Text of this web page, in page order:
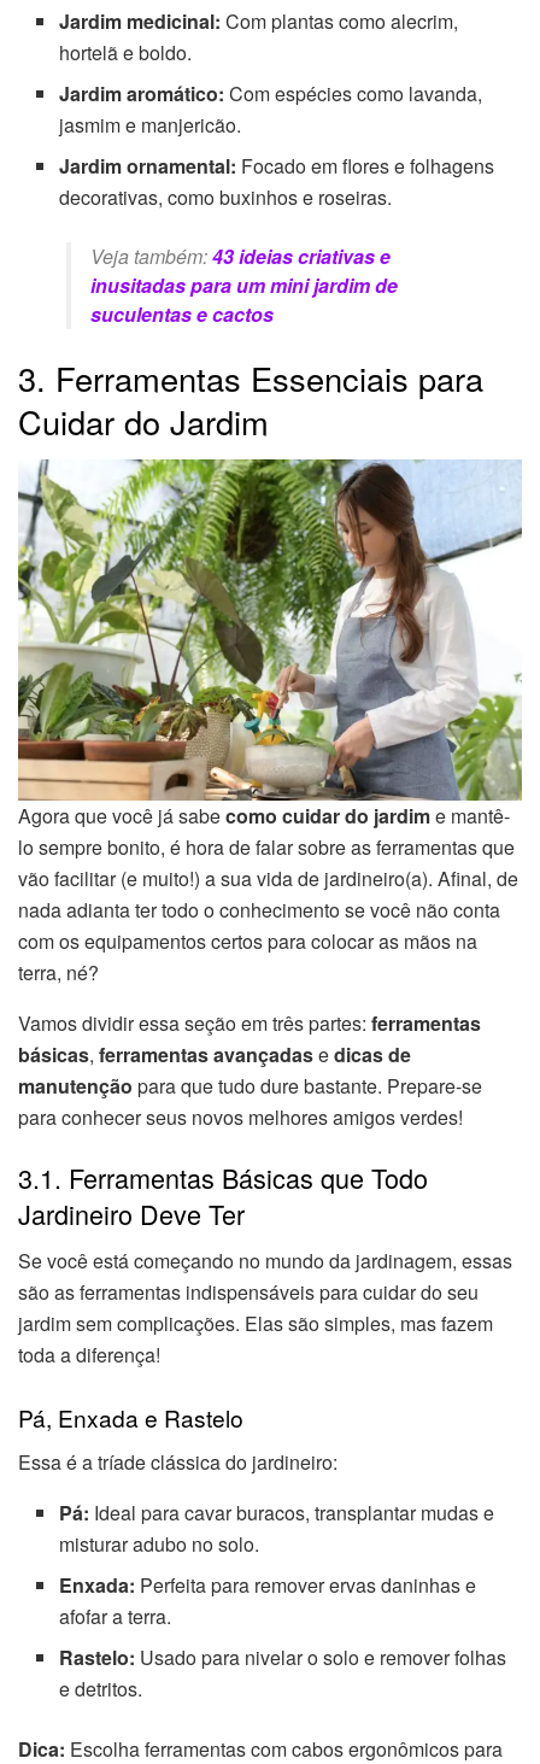
Jardim medicinal: Com plantas como alecrim,
hortelã e boldo.
Jardim aromático: Com espécies como lavanda,
jasmim e manjericão.
Jardim ornamental: Focado em flores e folhagens
decorativas, como buxinhos e roseiras.
Veja também:43 ideias criativas e
inusitadas para um mini jardim de
suculentas e cactos
3. Ferramentas Essenciais para
Cuidar do Jardim
Agora que você já sabecomo cuidar do jardime mantê-
lo sempre bonito, é hora de falar sobre as ferramentas que
vão facilitar (e muito!) a sua vida de jardineiro(a). Afinal, de
nada adianta ter todo o conhecimento se você não conta
com os equipamentos certos para colocar as mãos na
terra, né?
Vamos dividir essa seção em três partes: ferramentas
básicas, ferramentas avançadasedicas de
manutenção para que tudo dure bastante. Prepare-se
para conhecer seus novos melhores amigos verdes!
3.1. Ferramentas Básicas que Todo
Jardineiro Deve Ter
Se você está começando no mundo da jardinagem, essas
são as ferramentas indispensáveis para cuidar do seu
jardim sem complicações. Elas são simples, mas fazem
toda a diferença!
Pá, Enxada e Rastelo
Essa é a tríade clássica do jardineiro:
Pá: Ideal para cavar buracos, transplantar mudas e
misturar adubo no solo.
Enxada: Perfeita para remover ervas daninhas e
afofar a terra.
Rastelo: Usado para nivelar o solo e remover folhas
e detritos.
Dica: Escolha ferramentas com cabos ergonômicos para